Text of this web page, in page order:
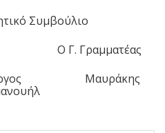
Συμβούλιο
Γ. Γραμματέας
Μαυράκης